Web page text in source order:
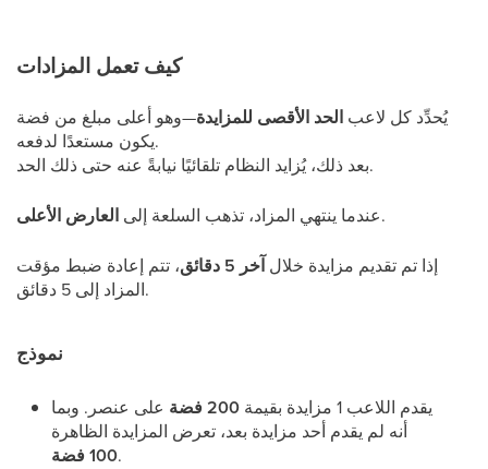
كيف تعمل المزادات
يُحدِّد كل لاعب الحد الأقصى للمزايدة—وهو أعلى مبلغ من فضة
يكون مستعدًا لدفعه.
بعد ذلك، يُزايد النظام تلقائيًا نيابةً عنه حتى ذلك الحد.
عندما ينتهي المزاد، تذهب السلعة إلى العارض الأعلى .
إذا تم تقديم مزايدة خلال آخر 5 دقائق
، تتم إعادة ضبط مؤقت
المزاد إلى 5 دقائق.
نموذج
يقدم اللاعب 1 مزايدة بقيمة 200 فضة
على عنصر. وبما
أنه لم يقدم أحد مزايدة بعد، تعرض المزايدة الظاهرة
100 فضة.